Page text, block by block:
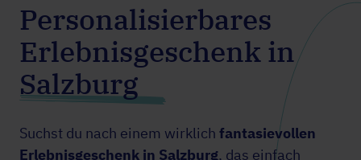
Personalisierbares
Erlebnisgeschenk in
Salzburg
Suchst du nach einem wirklich fantasievollen
Erlebnisgeschenk in Salzburg, das einfach